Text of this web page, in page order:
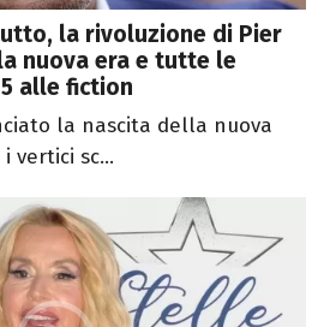
la rivoluzione di Pier
nuova era e tutte le
alle fiction
la nascita della nuova
vertici sc...